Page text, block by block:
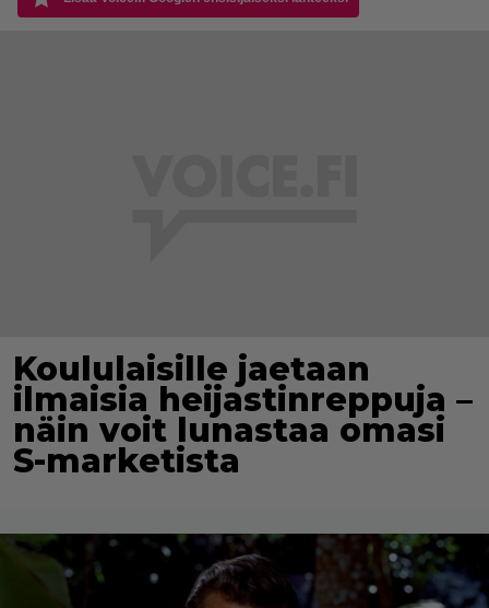
Koululaisille jaetaan
ilmaisia heijastinreppuja –
näin voit lunastaa omasi
S-marketista